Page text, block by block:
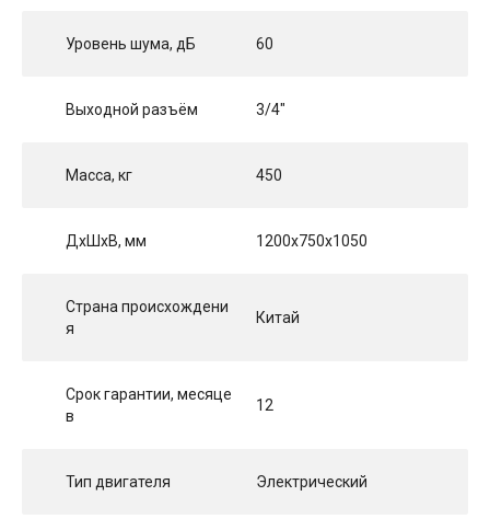
Уровень шума, дБ 60
Выходной разъём 3/4"
Масса, кг 450
ДхШхВ, мм 1200x750x1050
Страна происхождени
я
Китай
Срок гарантии, месяце
в
12
Тип двигателя Электрический